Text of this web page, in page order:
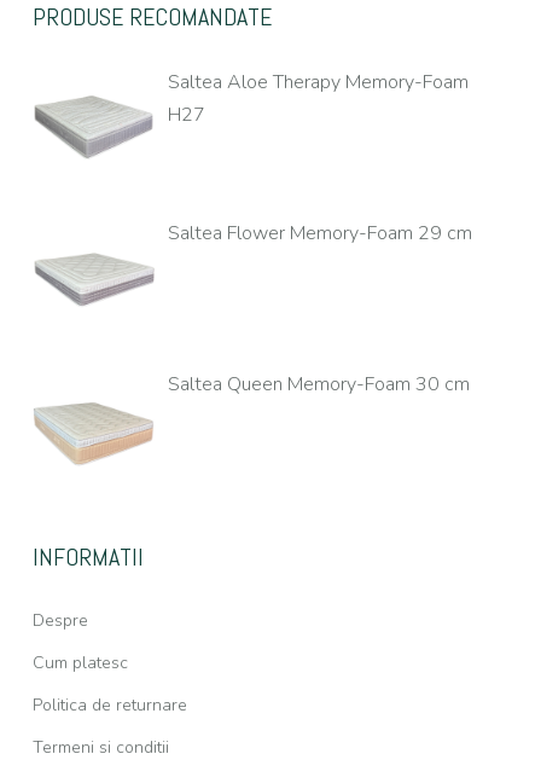
PRODUSE RECOMANDATE
Saltea Aloe Therapy Memory-Foam
H27
Saltea Flower Memory-Foam 29 cm
Saltea Queen Memory-Foam 30 cm
INFORMATII
Despre
Cum platesc
Politica de returnare
Termeni si conditii